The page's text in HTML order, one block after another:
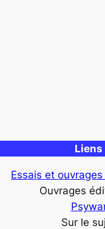
Liens
Essais et
Ouvrages
Sur le